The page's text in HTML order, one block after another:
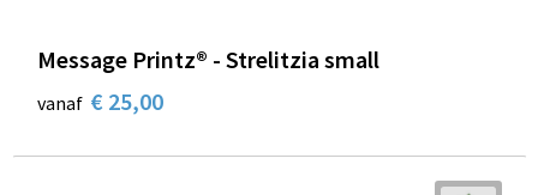
Message Printz® - Strelitzia small
vanaf € 25,00